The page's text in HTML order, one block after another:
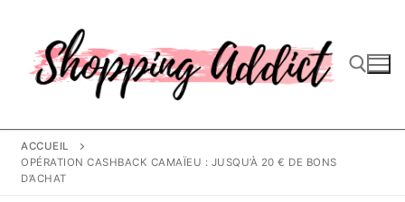
contenu
ACCUEIL
OPÉRATION CASHBACK CAMAÏEU : JUSQU’À 20 € DE BONS
D’ACHAT